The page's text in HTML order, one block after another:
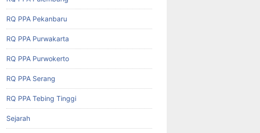
RQ PPA Pekanbaru
RQ PPA Purwakarta
RQ PPA Purwokerto
RQ PPA Serang
RQ PPA Tebing Tinggi
Sejarah